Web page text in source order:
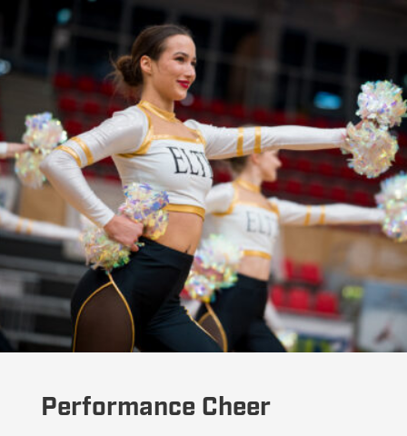
Performance Cheer